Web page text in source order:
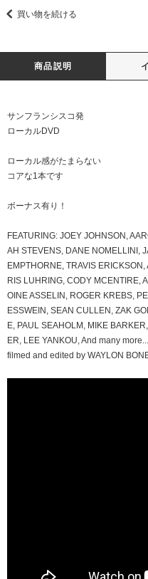
買い物を続ける
商品説明
サンフランシスコ発
ローカルDVD
ローカル感がたまらない
コアな1本です
ボーナス有り！
FEATURING: JOEY JOHNSON,
AH STEVENS, DANE NOMELLINI,
EMPTHORNE, TRAVIS
RIS LUHRING, CODY MCENTIRE,
OINE ASSELIN, ROGER KREBS,
ESSWEIN, SEAN CULLEN, ZAK
E, PAUL SEAHOLM, MIKE
ER, LEE YANKOU, And many more...
filmed and edited by WAYLON